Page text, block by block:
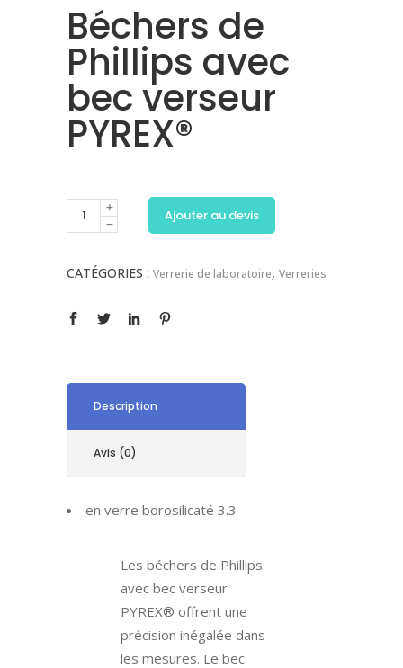
Béchers de
Phillips avec
bec verseur
PYREX®
Ajouter au devis
CATÉGORIES : Verrerie de laboratoire, Verreries
Description
Avis (0)
en verre borosilicaté 3.3
Les béchers de Phillips
avec bec verseur
PYREX® offrent une
précision inégalée dans
les mesures. Le bec